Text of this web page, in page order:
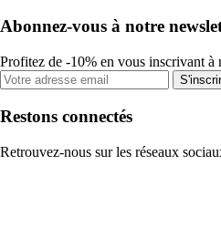
Abonnez-vous à notre
Profitez de -10% en vous inscrivant à
Restons connectés
Retrouvez-nous sur les réseaux